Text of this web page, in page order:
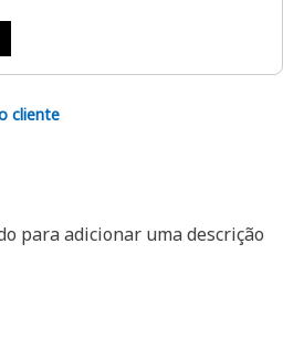
cliente
para adicionar uma descrição